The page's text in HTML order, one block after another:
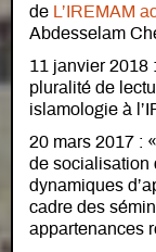
de
L’IREMAM
Abdesselam
11 janvier 2018
pluralité de
islamologie à
20 mars 2017 :
de socialisation
dynamiques
cadre des
appartenances